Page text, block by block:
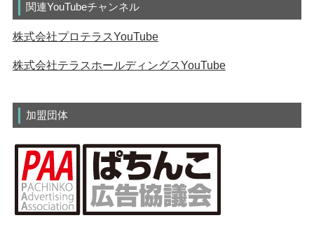
関連YouTubeチャンネル
株式会社プロテラスYouTube
株式会社テラスホールディングスYouTube
加盟団体